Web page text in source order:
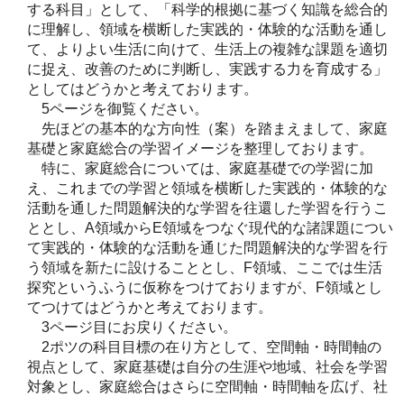
する科目」として、「科学的根拠に基づく知識を総合的
に理解し、領域を横断した実践的・体験的な活動を通し
て、よりよい生活に向けて、生活上の複雑な課題を適切
に捉え、改善のために判断し、実践する力を育成する」
としてはどうかと考えております。
5ページを御覧ください。
先ほどの基本的な方向性（案）を踏まえまして、家庭
基礎と家庭総合の学習イメージを整理しております。
特に、家庭総合については、家庭基礎での学習に加
え、これまでの学習と領域を横断した実践的・体験的な
活動を通した問題解決的な学習を往還した学習を行うこ
ととし、A領域からE領域をつなぐ現代的な諸課題につい
て実践的・体験的な活動を通じた問題解決的な学習を行
う領域を新たに設けることとし、F領域、ここでは生活
探究というふうに仮称をつけておりますが、F領域とし
てつけてはどうかと考えております。
3ページ目にお戻りください。
2ポツの科目目標の在り方として、空間軸・時間軸の
視点として、家庭基礎は自分の生涯や地域、社会を学習
対象とし、家庭総合はさらに空間軸・時間軸を広げ、社